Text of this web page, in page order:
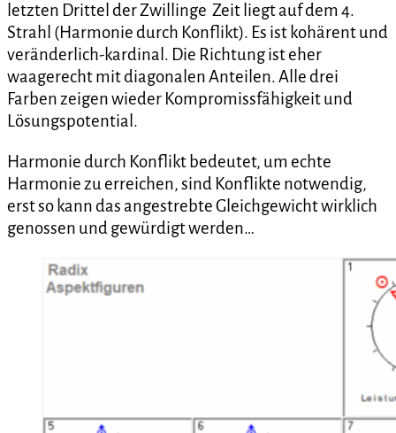
letzten Drittel der Zwillinge Zeit liegt auf dem 4.
Strahl (Harmonie durch Konflikt). Es ist kohärent und
veränderlich-kardinal. Die Richtung ist eher
waagerecht mit diagonalen Anteilen. Alle drei
Farben zeigen wieder Kompromissfähigkeit und
Lösungspotential.
Harmonie durch Konflikt bedeutet, um echte
Harmonie zu erreichen, sind Konflikte notwendig,
erst so kann das angestrebte Gleichgewicht wirklich
genossen und gewürdigt werden…